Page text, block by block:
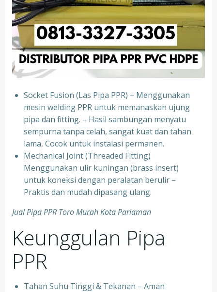
Socket Fusion (Las Pipa PPR) – Menggunakan
mesin welding PPR untuk memanaskan ujung
pipa dan fitting. – Hasil sambungan menyatu
sempurna tanpa celah, sangat kuat dan tahan
lama, Cocok untuk instalasi permanen.
⁠Mechanical Joint (Threaded Fitting)
Menggunakan ulir kuningan (brass insert)
untuk koneksi dengan peralatan berulir –
Praktis dan mudah dipasang ulang.
Jual Pipa PPR Toro Murah Kota Pariaman
Keunggulan Pipa
PPR
Tahan Suhu Tinggi & Tekanan – Aman